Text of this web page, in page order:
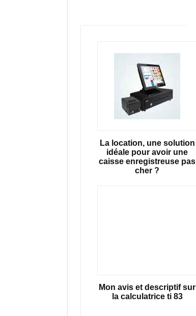
La location, une solution
idéale pour avoir une
caisse enregistreuse pas
cher ?
Mon avis et descriptif sur
la calculatrice ti 83